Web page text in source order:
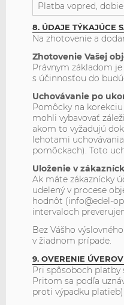
Platba vopred,
8. ÚDAJE TÝKAJÚCE
Na zhotovenie a
Zhotovenie Vašej
Právnym základom je
s účinnosťou do
Uchovávanie po
Pomôcky na
mohli vybavovať
akom to vyžadujú
lehotami
pomôckach). Toto
Uloženie v
Ak máte zákaznícky
udelený v procese
hodnôt (info@edel-
intervaloch
Bez Vášho
v žiadnom prípade.
9. OVERENIE
Pri spôsoboch platby
Pritom sa podľa
proti výpadku platieb).